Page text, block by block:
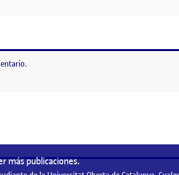
más publicaciones.